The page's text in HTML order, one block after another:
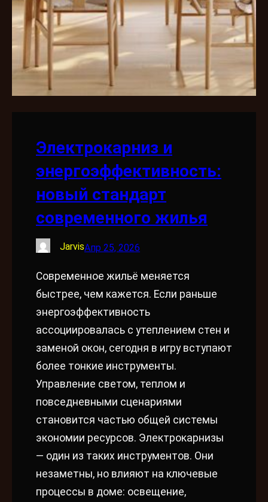
Электрокарниз и
энергоэффективность:
новый стандарт
современного жилья
JarvisАпр 25, 2026
Современное жильё меняется
быстрее, чем кажется. Если раньше
энергоэффективность
ассоциировалась с утеплением стен и
заменой окон, сегодня в игру вступают
более тонкие инструменты.
Управление светом, теплом и
повседневными сценариями
становится частью общей системы
экономии ресурсов. Электрокарнизы
— один из таких инструментов. Они
незаметны, но влияют на ключевые
процессы в доме: освещение,